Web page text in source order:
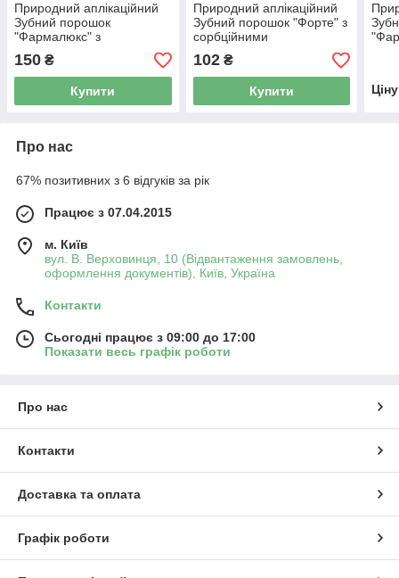
Природний аплікаційний
Зубний порошок
"Фармалюкс" з
сорбційними
властивостями, 40 г
150 ₴
Купити
Природний аплікаційний
Зубний порошок "Форте" з
сорбційними
властивостями, 40г
102₴
Купити
Про нас
67% позитивних з 6 відгуків за рік
Працює з 07.04.2015
м. Київ
вул. В. Верховинця, 10 (Відвантаження замовлень,
оформлення документів), Київ, Україна
Контакти
Сьогодні працює з 09:00 до 17:00
Показати весь графік роботи
Про нас
Контакти
Доставка та оплата
Графік роботи